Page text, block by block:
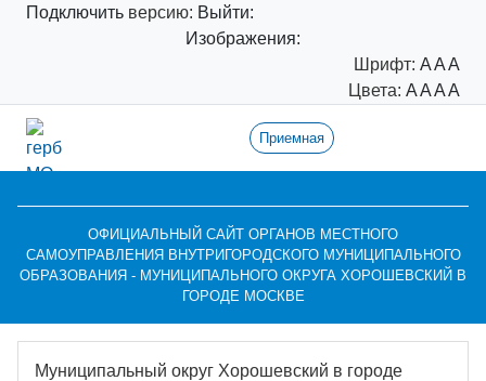
Подключить версию: Выйти:
Изображения:
Шрифт: AAA
Цвета: AAAA
Приемная
ОФИЦИАЛЬНЫЙ САЙТ ОРГАНОВ МЕСТНОГО
САМОУПРАВЛЕНИЯ ВНУТРИГОРОДСКОГО МУНИЦИПАЛЬНОГО
ОБРАЗОВАНИЯ - МУНИЦИПАЛЬНОГО ОКРУГА ХОРОШЕВСКИЙ В
ГОРОДЕ МОСКВЕ
Муниципальный округ Хорошевский в городе